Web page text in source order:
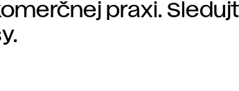
praxi.